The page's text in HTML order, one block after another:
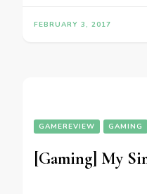
FEBRUARY 3, 2017
GAMEREVIEW GAMING
[Gaming] My